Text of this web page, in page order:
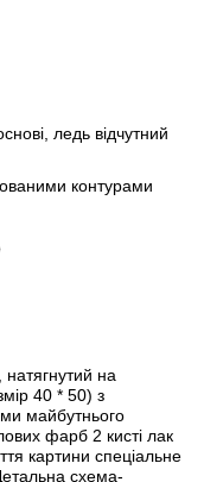
ледь відчутний
контурами
на
40 * 50) з
майбутнього
фарб 2 кисті лак
картини спеціальне
схема-